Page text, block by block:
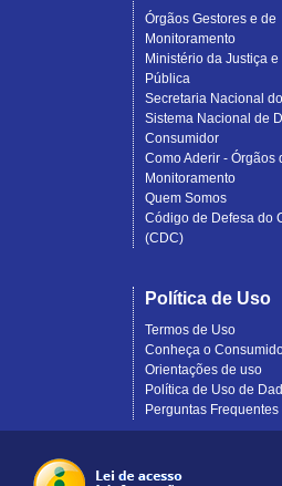
Órgãos Gestores e de
Monitoramento
Ministério da Justiça
Pública
Secretaria Nacional
Sistema Nacional de
Consumidor
Como Aderir - Órgãos
Monitoramento
Quem Somos
Código de Defesa do
(CDC)
Política de Uso
Termos de Uso
Conheça o
Orientações de uso
Política de Uso de
Perguntas Frequentes